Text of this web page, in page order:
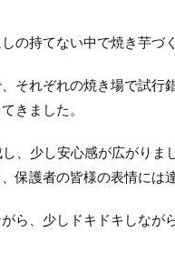
持てない中で焼き芋づ
それぞれの焼き場で試行
きました。
、少し安心感が広がりま
保護者の皆様の表情には
、少しドキドキしなが